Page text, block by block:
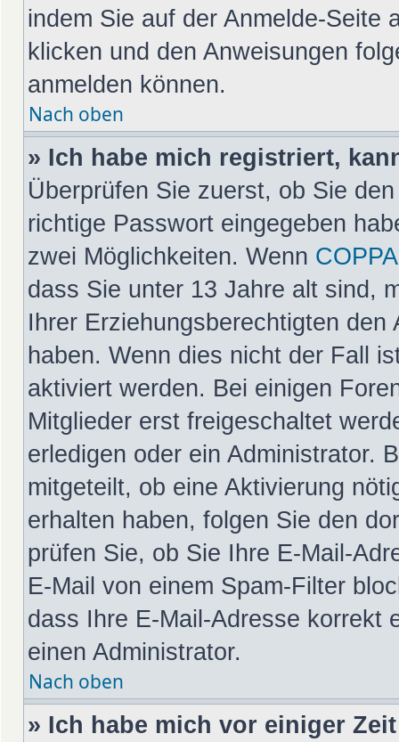
indem Sie auf der Anmelde-Seite
klicken und den Anweisungen
anmelden können.
Nach oben
» Ich habe mich registriert,
Überprüfen Sie zuerst, ob Sie
richtige Passwort eingegeben
zwei Möglichkeiten. Wenn COPPA
dass Sie unter 13 Jahre alt sind,
Ihrer Erziehungsberechtigten
haben. Wenn dies nicht der Fall
aktiviert werden. Bei einigen
Mitglieder erst freigeschaltet
erledigen oder ein Administrator.
mitgeteilt, ob eine Aktivierung
erhalten haben, folgen Sie den
prüfen Sie, ob Sie Ihre E-Mail-
E-Mail von einem Spam-Filter
dass Ihre E-Mail-Adresse korrekt
einen Administrator.
Nach oben
» Ich habe mich vor einiger